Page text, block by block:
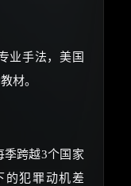
业手法，美国
材。
季跨越3个国家
的犯罪动机差